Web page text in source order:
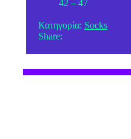
42 – 47
Κατηγορία: Socks
Share: